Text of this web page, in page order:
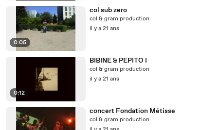
0:05
col sub zero
col & gram production
il y a 21 ans
0:12
BIBINE & PEPITO I
col & gram production
il y a 21 ans
concert Fondation Métisse
col & gram production